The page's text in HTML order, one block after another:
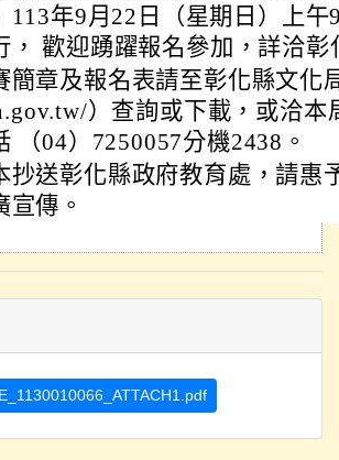
113年9月22日（星期日）上
， 歡迎踴躍報名參加，詳洽
簡章及報名表請至彰化縣文化
）查詢或下載，或洽
（04）7250057分機2438。
抄送彰化縣政府教育處，請惠
宣傳。